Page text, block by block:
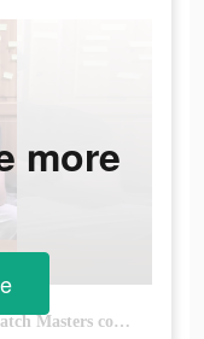
Dal link qua sotto potrai scaricare Match Masters con molti premi, sfidare i tuoi amici e vedere chi riceverà una pacca sulla spalla. #matchmasters #ad @Match Masters
more